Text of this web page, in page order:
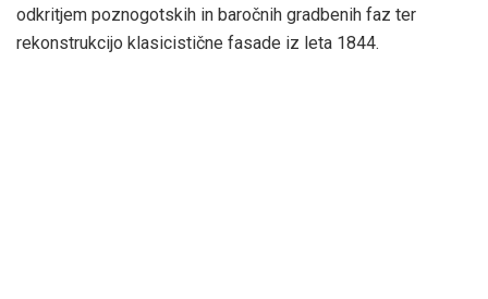
odkritjem poznogotskih in baročnih gradbenih faz ter
rekonstrukcijo klasicistične fasade iz leta 1844.